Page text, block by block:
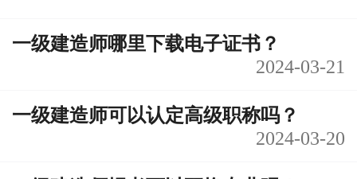
一级建造师哪里下载电子证书？
2024-03-21
一级建造师可以认定高级职称吗？
2024-03-20